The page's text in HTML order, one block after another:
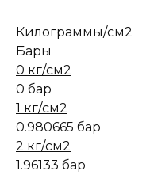
Килограммы/см2
Бары
0 кг/см2
0 бар
1 кг/см2
0.980665 бар
2 кг/см2
1.96133 бар